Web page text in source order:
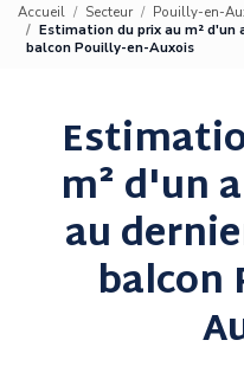
Accueil Secteur
Pouilly-en-
Estimation du prix au m²
balcon Pouilly-en-Auxois
m² d'un
au
balcon